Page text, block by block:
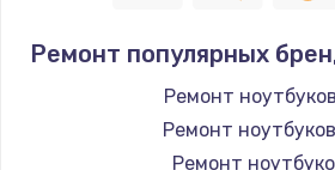
Ремонт популярных
Ремонт
Ремонт
Ремонт